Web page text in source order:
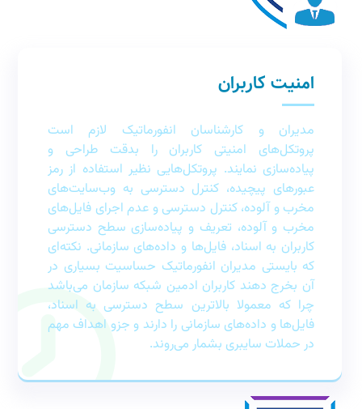
امنیت کاربران
مدیران و کارشناسان انفورماتیک لازم است
پروتکل‌‌های امنیتی کاربران را بدقت طراحی و
پیاده‌سازی نمایند. پروتکل‌هایی نظیر استفاده از رمز
عبورهای پیچیده، کنترل دسترسی به وب‌سایت‌های
مخرب و آلوده، کنترل دسترسی و عدم اجرای فایل‌های
مخرب و آلوده، تعریف و پیاده‌سازی سطح دسترسی
کاربران به اسناد، فایل‌ها و داده‌های سازمانی. نکته‌ای
که بایستی مدیران انفورماتیک حساسیت بسیاری در
آن بخرج دهند کاربران ادمین شبکه سازمان می‌باشد
چرا که معمولا بالاترین سطح دسترسی به اسناد،
فایل‌ها و داده‌های سازمانی را دارند و جزو اهداف مهم
در حملات سایبری بشمار می‌روند.